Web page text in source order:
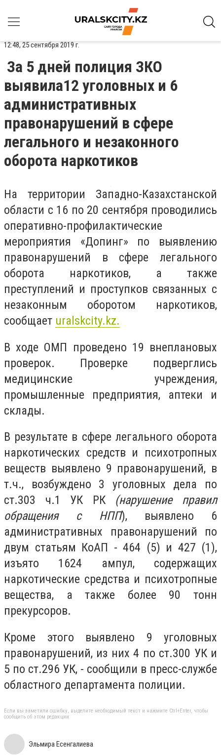
12:48, 25 сентября 2019 г.
За 5 дней полиция ЗКО
выявила12 уголовных и 6
административных
правонарушений в сфере
легального и незаконного
оборота наркотиков
На территории Западно-Казахстанской
области с 16 по 20 сентября проводились
оперативно-профилактические
мероприятия «Допинг» по выявлению
правонарушений в сфере легального
оборота наркотиков, а также
преступлений и проступков связанных с
незаконным оборотом наркотиков,
сообщает uralskcity.kz.
В ходе ОМП проведено 19 внеплановых
проверок. Проверке подверглись
медицинские учреждения,
промышленные предприятия, аптеки и
склады.
В результате в сфере легального оборота
наркотических средств и психотропных
веществ выявлено 9 правонарушений, в
т.ч., возбуждено 3 уголовных дела по
ст.303 ч.1 УК РК (нарушение правил
обращения с НПП), выявлено 6
административных правонарушений по
двум статьям КоАП - 464 (5) и 427 (1),
изъято 1624 ампул, содержащих
наркотические средства и психотропные
вещества, а также более 90 тонн
прекурсоров.
Кроме этого выявлено 9 уголовных
правонарушений, из них 4 по ст.300 УК и
5 по ст.296 УК, - сообщили в пресс-службе
областного департамента полиции.
Если вы заметили ошибку, выделите необходимый текст и нажмите Ctrl+Enter, чтобы
сообщить об этом редакции
Эльмира Есенгалиева